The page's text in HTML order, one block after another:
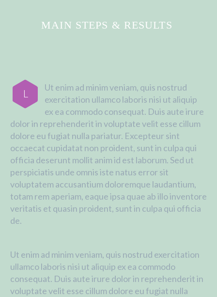
MAIN STEPS & RESULTS
L
Ut enim ad minim veniam, quis nostrud
exercitation ullamco laboris nisi ut aliquip
ex ea commodo consequat. Duis aute irure
dolor in reprehenderit in voluptate velit esse cillum
dolore eu fugiat nulla pariatur. Excepteur sint
occaecat cupidatat non proident, sunt in culpa qui
officia deserunt mollit anim id est laborum. Sed ut
perspiciatis unde omnis iste natus error sit
voluptatem accusantium doloremque laudantium,
totam rem aperiam, eaque ipsa quae ab illo inventore
veritatis et quasin proident, sunt in culpa qui officia
de.
Ut enim ad minim veniam, quis nostrud exercitation
ullamco laboris nisi ut aliquip ex ea commodo
consequat. Duis aute irure dolor in reprehenderit in
voluptate velit esse cillum dolore eu fugiat nulla